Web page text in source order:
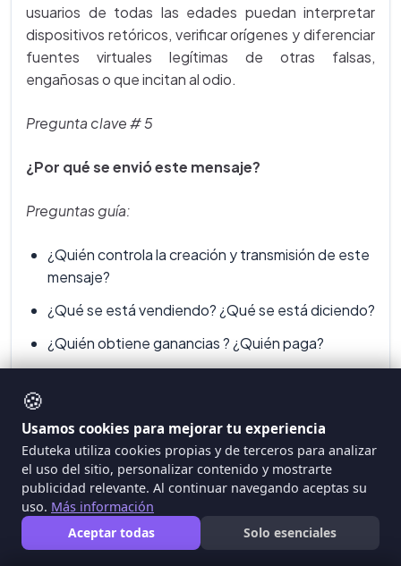
usuarios de todas las edades puedan interpretar
dispositivos retóricos, verificar orígenes y diferenciar
fuentes virtuales legítimas de otras falsas,
engañosas o que incitan al odio.
Pregunta clave # 5
¿Por qué se envió este mensaje?
Preguntas guía:
¿Quién controla la creación y transmisión de este
mensaje?
¿Qué se está vendiendo? ¿Qué se está diciendo?
¿Quién obtiene ganancias ? ¿Quién paga?
mensaje? (¿el Público en general? ¿Intereses
privados? ¿Individuos? ¿Instituciones?)
¿Qué decisiones económicas han podido
influenciar la construcción o transmisión de este
mensaje?
🍪
Usamos cookies para mejorar tu experiencia
Eduteka utiliza cookies propias y de terceros para analizar
el uso del sitio, personalizar contenido y mostrarte
publicidad relevante. Al continuar navegando aceptas su
uso. Más información
Aceptar todas
Solo esenciales